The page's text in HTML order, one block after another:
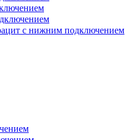
с нижним подключением